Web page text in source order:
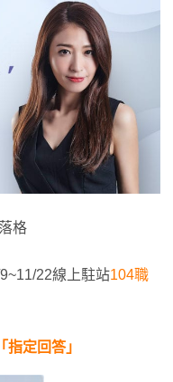
格
22線上駐站104職
「指定回答」